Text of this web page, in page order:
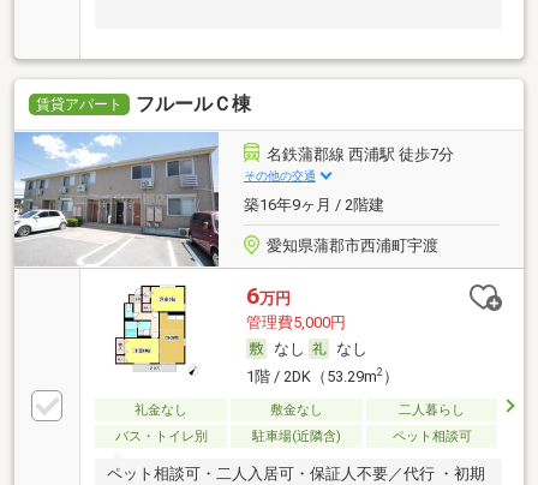
賃貸アパート フルールＣ棟
名鉄蒲郡線 西浦駅 徒歩7分
その他の交通
築16年9ヶ月 / 2階建
愛知県蒲郡市西浦町宇渡
6万円
管理費5,000円
なし
なし
1階 / 2DK（53.29m2）
礼金なし 敷金なし
二人暮らし
バス・トイレ別
駐車場(近隣含) ペット相談可
ペット相談可・二人入居可・保証人不要／代行 ・初期